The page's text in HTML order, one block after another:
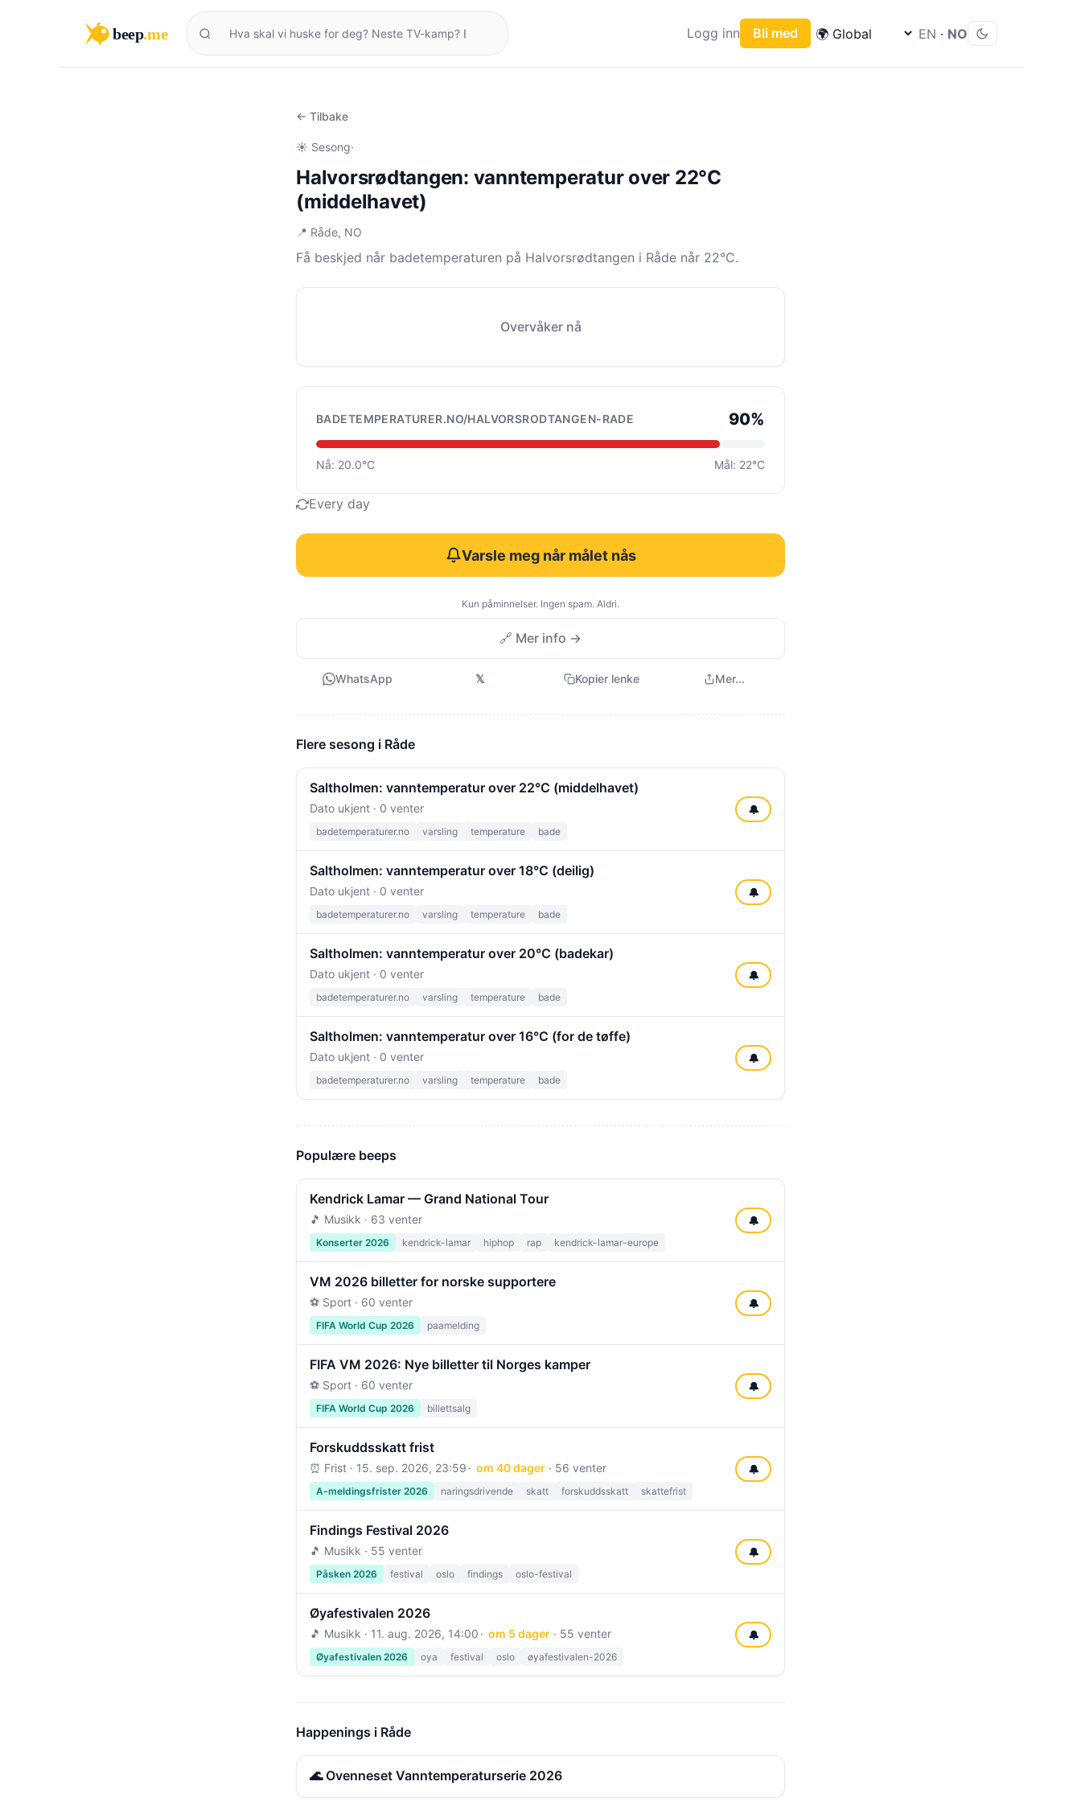
beep.me Logg inn Bli med EN · NO
← Tilbake
☀️ Sesong·
Halvorsrødtangen: vanntemperatur over 22°C
(middelhavet)
📍 Råde, NO
Få beskjed når badetemperaturen på Halvorsrødtangen i Råde når 22°C.
Overvåker nå
BADETEMPERATURER.NO/HALVORSRODTANGEN-RADE 90%
Nå: 20.0°C Mål: 22°C
Every day
Varsle meg når målet nås
Kun påminnelser. Ingen spam. Aldri.
🔗 Mer info →
WhatsApp 𝕏 Kopier lenke Mer...
Flere sesong i Råde
Saltholmen: vanntemperatur over 22°C (middelhavet)
Dato ukjent · 0 venter
badetemperaturer.no varsling temperature bade
🔔
Saltholmen: vanntemperatur over 18°C (deilig)
Dato ukjent · 0 venter
badetemperaturer.no varsling temperature bade
🔔
Saltholmen: vanntemperatur over 20°C (badekar)
Dato ukjent · 0 venter
badetemperaturer.no varsling temperature bade
🔔
Saltholmen: vanntemperatur over 16°C (for de tøffe)
Dato ukjent · 0 venter
badetemperaturer.no varsling temperature bade
🔔
Populære beeps
Kendrick Lamar — Grand National Tour
🎵 Musikk · 63 venter
Konserter 2026 kendrick-lamar hiphop rap kendrick-lamar-europe
🔔
VM 2026 billetter for norske supportere
⚽ Sport · 60 venter
FIFA World Cup 2026 paamelding
🔔
FIFA VM 2026: Nye billetter til Norges kamper
⚽ Sport · 60 venter
FIFA World Cup 2026 billettsalg
🔔
Forskuddsskatt frist
⏰ Frist · 15. sep. 2026, 23:59 om 40 dager· 56 venter
A-meldingsfrister 2026 naringsdrivende skatt forskuddsskatt skattefrist
🔔
Findings Festival 2026
🎵 Musikk · 55 venter
Påsken 2026 festival oslo findings oslo-festival
🔔
Øyafestivalen 2026
🎵 Musikk · 11. aug. 2026, 14:00 om 5 dager· 55 venter
Øyafestivalen 2026 oya festival oslo øyafestivalen-2026
🔔
Happenings i Råde
🌊 Ovenneset Vanntemperaturserie 2026